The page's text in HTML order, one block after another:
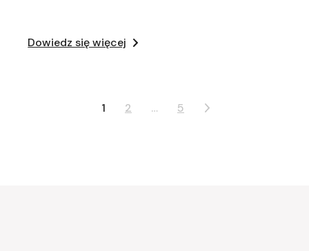
Dowiedz się więcej
Nawigacja
1 2 … 5